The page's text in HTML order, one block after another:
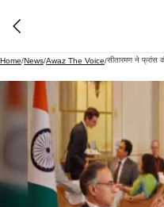
Home/News/Awaz The Voice/